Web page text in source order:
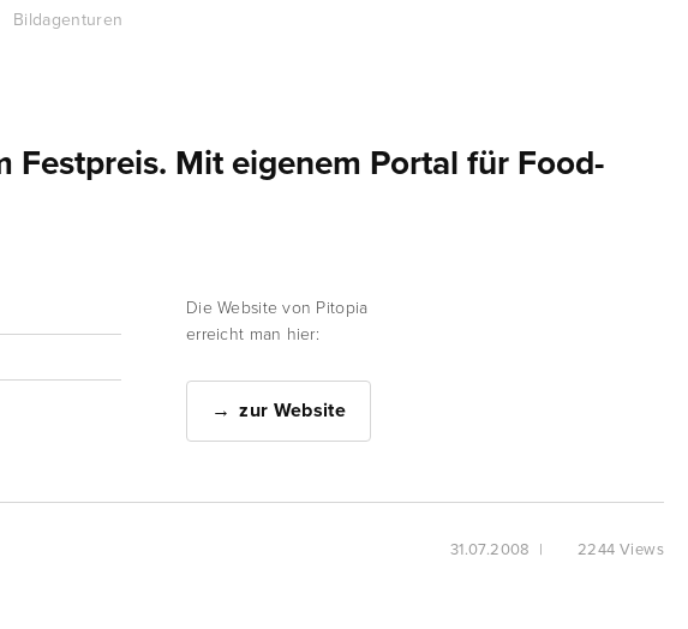
Bildagenturen
Festpreis. Mit eigenem Portal für Food-
Die Website von Pitopia
erreicht man hier:
zur Website
31.07.2008 | 2244 Views